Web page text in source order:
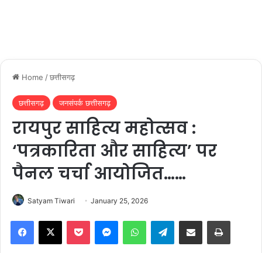
Home /छत्तीसगढ़
छत्तीसगढ़ जनसंपर्क छत्तीसगढ़
रायपुर साहित्य महोत्सव :
‘पत्रकारिता और साहित्य’ पर
पैनल चर्चा आयोजित……
Satyam Tiwari January 25, 2026
Telegram